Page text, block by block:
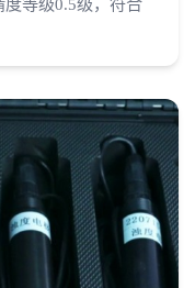
等级0.5级，符合